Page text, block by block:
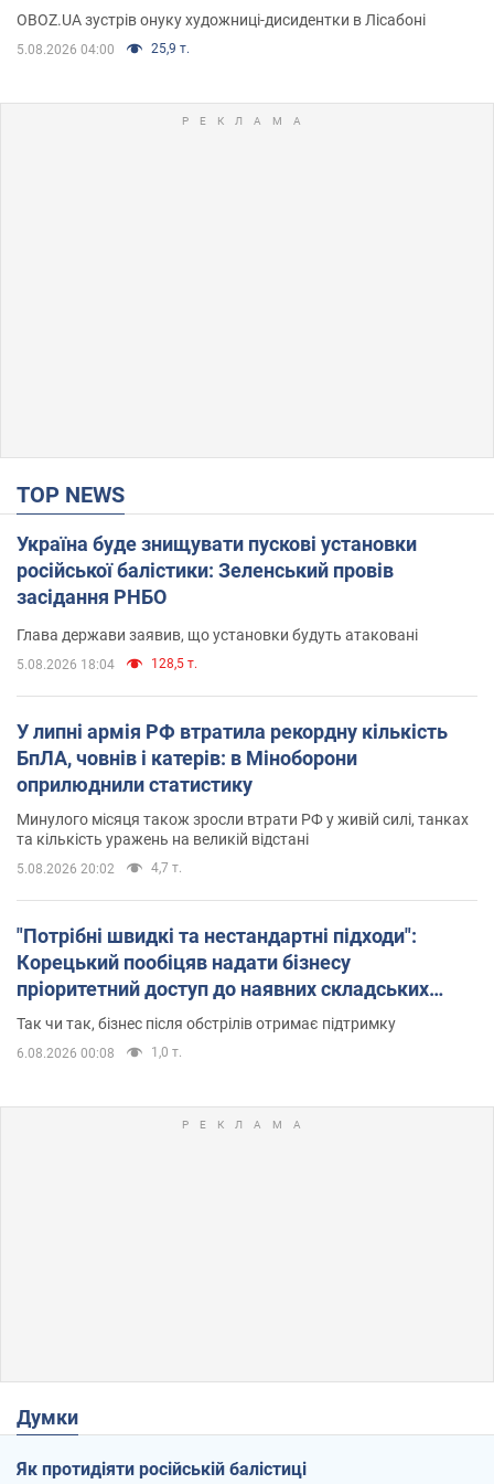
OBOZ.UA зустрів онуку художниці-дисидентки в Лісабоні
5.08.2026 04:00 25,9 т.
TOP NEWS
Україна буде знищувати пускові установки
російської балістики: Зеленський провів
засідання РНБО
Глава держави заявив, що установки будуть атаковані
5.08.2026 18:04 128,5 т.
У липні армія РФ втратила рекордну кількість
БпЛА, човнів і катерів: в Міноборони
оприлюднили статистику
Минулого місяця також зросли втрати РФ у живій силі, танках
та кількість уражень на великій відстані
5.08.2026 20:02 4,7 т.
"Потрібні швидкі та нестандартні підходи":
Корецький пообіцяв надати бізнесу
пріоритетний доступ до наявних складських
приміщень
Так чи так, бізнес після обстрілів отримає підтримку
6.08.2026 00:08 1,0 т.
Думки
Як протидіяти російській балістиці